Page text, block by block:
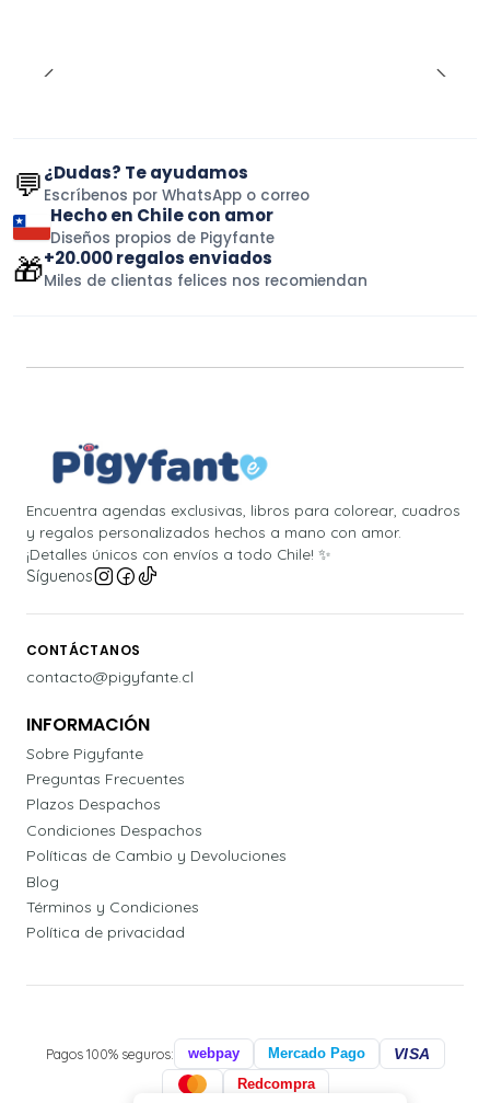
💬¿Dudas? Te ayudamos
Escríbenos por WhatsApp o correo
Hecho en Chile con amor
Diseños propios de Pigyfante
🎁+20.000 regalos enviados
Miles de clientas felices nos recomiendan
Encuentra agendas exclusivas, libros para colorear, cuadros
y regalos personalizados hechos a mano con amor.
¡Detalles únicos con envíos a todo Chile! ✨
Síguenos
CONTÁCTANOS
contacto@pigyfante.cl
INFORMACIÓN
Sobre Pigyfante
Preguntas Frecuentes
Plazos Despachos
Condiciones Despachos
Políticas de Cambio y Devoluciones
Blog
Términos y Condiciones
Política de privacidad
Pagos 100% seguros: webpay Mercado Pago VISA
Redcompra